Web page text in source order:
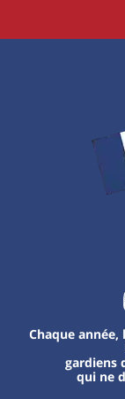
Chaque
gardiens
qui ne